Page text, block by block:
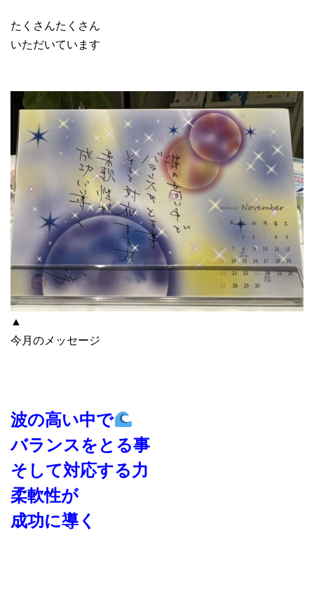
たくさんたくさん
いただいています
▲
今月のメッセージ
波の高い中で
バランスをとる事
そして対応する力
柔軟性が
成功に導く